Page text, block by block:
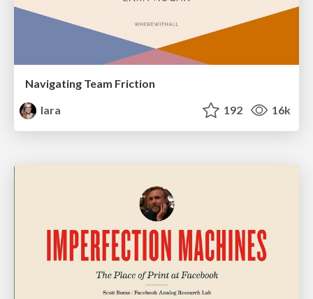
Navigating Team Friction
lara
192 16k